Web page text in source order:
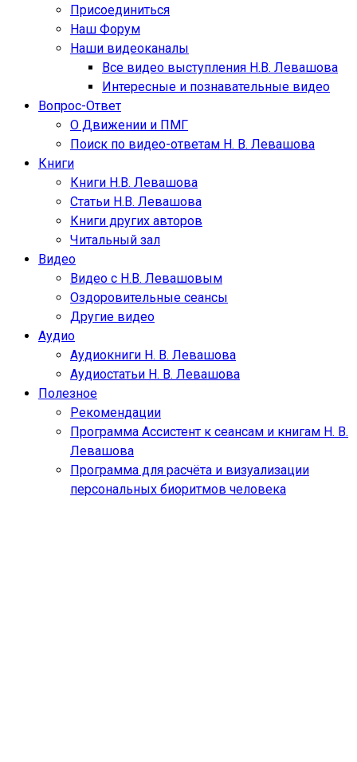
Присоединиться
Наш Форум
Наши видеоканалы
Все видео выступления Н.В. Левашова
Интересные и познавательные видео
Вопрос-Ответ
О Движении и ПМГ
Поиск по видео-ответам Н. В. Левашова
Книги
Книги Н.В. Левашова
Статьи Н.В. Левашова
Книги других авторов
Читальный зал
Видео
Видео с Н.В. Левашовым
Оздоровительные сеансы
Другие видео
Аудио
Аудиокниги Н. В. Левашова
Аудиостатьи Н. В. Левашова
Полезное
Рекомендации
Программа Ассистент к сеансам и книгам Н. В.
Левашова
Программа для расчёта и визуализации
персональных биоритмов человека